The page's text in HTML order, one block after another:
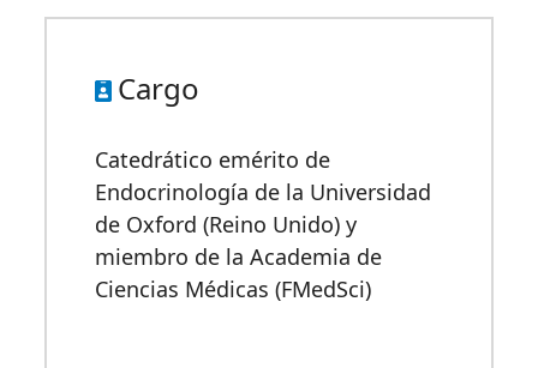
Cargo
Catedrático emérito de
Endocrinología de la Universidad
de Oxford (Reino Unido) y
miembro de la Academia de
Ciencias Médicas (FMedSci)